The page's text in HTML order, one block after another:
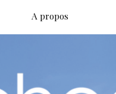
A propos